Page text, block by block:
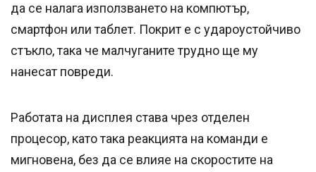
да се налага използването на компютър,
смартфон или таблет. Покрит е с удароустойчиво
стъкло, така че малчуганите трудно ще му
нанесат повреди.
Работата на дисплея става чрез отделен
процесор, като така реакцията на команди е
мигновена, без да се влияе на скоростите на